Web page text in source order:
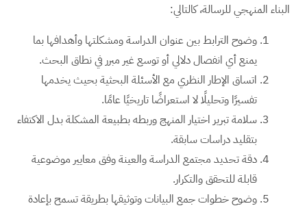
البناء المنهجي للرسالة، كالتالي:
وضوح الترابط بين عنوان الدراسة ومشكلتها وأهدافها بما
يمنع أي انفصال دلالي أو توسع غير مبرر في نطاق البحث.
اتساق الإطار النظري مع الأسئلة البحثية بحيث يخدمها
تفسيرًا وتحليلًا لا استعراضًا تاريخيًا عامًا.
سلامة تبرير اختيار المنهج وربطه بطبيعة المشكلة بدل الاكتفاء
بتقليد دراسات سابقة.
دقة تحديد مجتمع الدراسة والعينة وفق معايير موضوعية
قابلة للتحقق والتكرار.
وضوح خطوات جمع البيانات وتوثيقها بطريقة تسمح بإعادة